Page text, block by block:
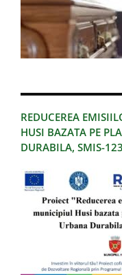
REDUCEREA
HUSI BAZATA PE
DURABILA, SMIS-